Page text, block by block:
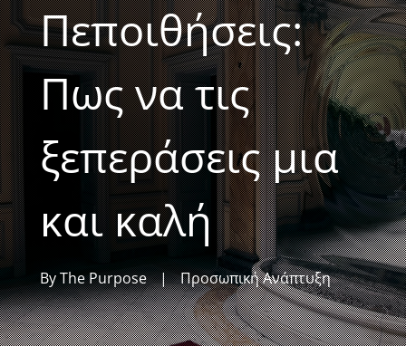
Πεποιθήσεις:
Πως να τις
ξεπεράσεις μια
και καλή
ByThe Purpose | Προσωπική Ανάπτυξη